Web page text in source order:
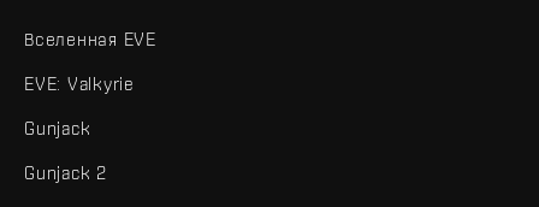
Вселенная EVE
EVE: Valkyrie
Gunjack
Gunjack 2